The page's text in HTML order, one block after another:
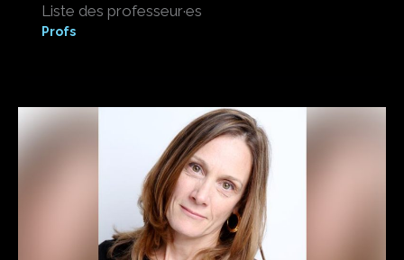
Liste des professeur·es
Profs